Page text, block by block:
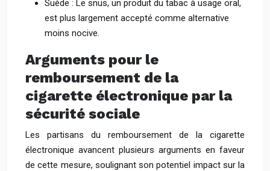
Suède : Le snus, un produit du tabac à usage oral,
est plus largement accepté comme alternative
moins nocive.
Arguments pour le
remboursement de la
cigarette électronique par la
sécurité sociale
Les partisans du remboursement de la cigarette
électronique avancent plusieurs arguments en faveur
de cette mesure, soulignant son potentiel impact sur la